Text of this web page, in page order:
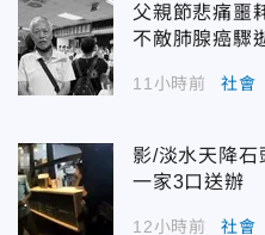
父親節悲痛噩
不敵肺腺癌驟
11小時前 社會
影/淡水天降
一家3口送辦
12小時前 社會